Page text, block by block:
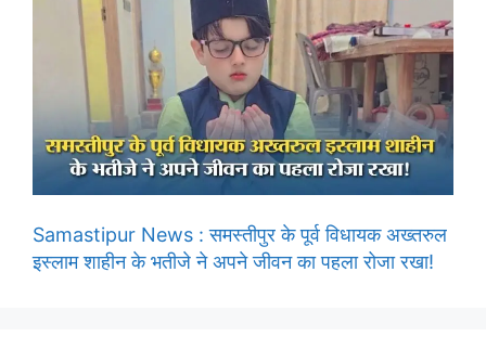
Samastipur News : समस्तीपुर के पूर्व विधायक अख्तरुल
इस्लाम शाहीन के भतीजे ने अपने जीवन का पहला रोजा रखा!